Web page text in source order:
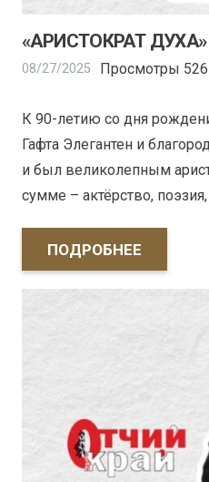
«АРИСТОКРАТ
08/27/2025 Просмотры 526
К 90-летию со дня
Гафта Элегантен и
и был великолепным
сумме – актёрство,
ПОДРОБНЕЕ